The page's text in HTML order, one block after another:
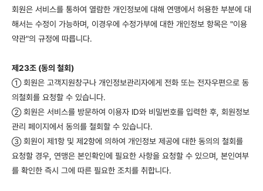
회원은 서비스를 통하여 열람한 개인정보에 대해 연맹에서 허용한 부분에 대
해서는 수정이 가능하며, 이경우에 수정가부에 대한 개인정보 항목은 "이용
약관"의 규정에 따릅니다.
제23조 (동의 철회)
①회원은 고객지원창구나 개인정보관리자에게 전화 또는 전자우편으로 동
의철회를 요청할 수 있습니다.
②회원은 서비스를 방문하여 이용자 ID와 비밀번호를 입력한 후, 회원정보
관리 페이지에서 동의를 철회할 수 있습니다.
③회원이 제1항 및 제2항에 의하여 개인정보 제공에 대한 동의의 철회를
요청할 경우, 연맹은 본인확인에 필요한 사항을 요청할 수 있으며, 본인여부
를 확인한 즉시 그에 따른 필요한 조치를 취합니다.